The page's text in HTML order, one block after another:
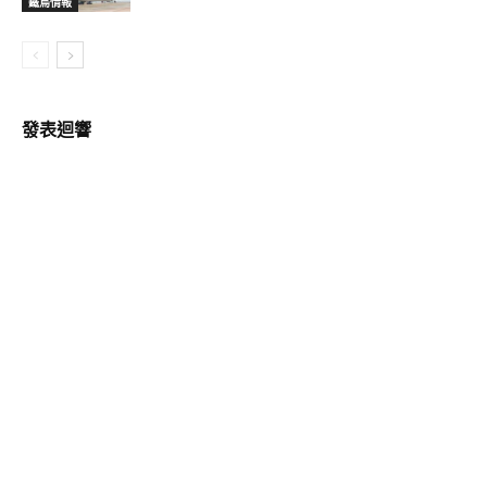
發表迴響